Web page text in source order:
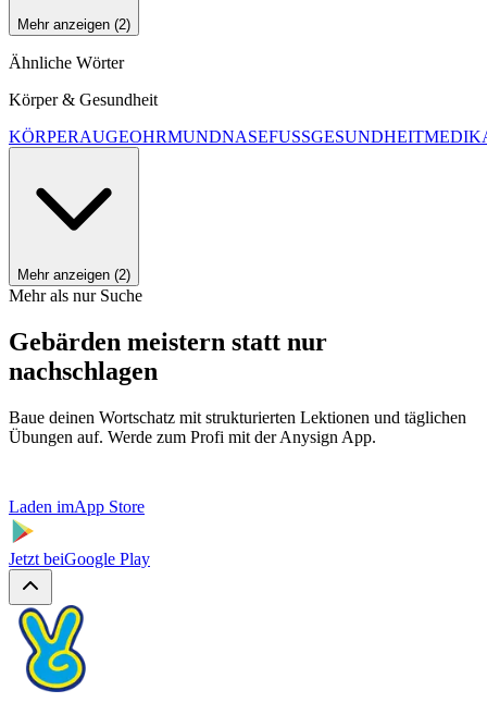
Mehr anzeigen (2)
Ähnliche Wörter
Körper & Gesundheit
KÖRPERAUGEOHRMUNDNASEFUSSGESUNDHEIT
Mehr anzeigen (2)
Mehr als nur Suche
Gebärden meistern statt nur
nachschlagen
Baue deinen Wortschatz mit strukturierten Lektionen und täglichen
Übungen auf. Werde zum Profi mit der Anysign App.
Laden imApp Store
Jetzt beiGoogle Play